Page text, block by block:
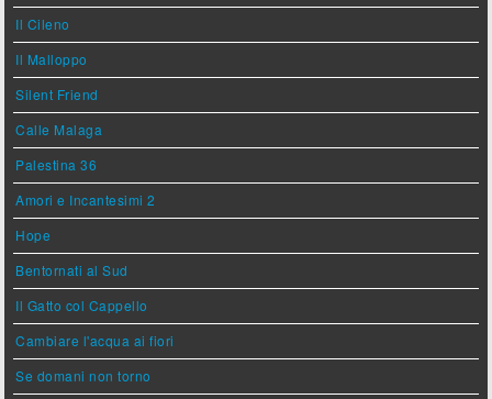
Il Cileno
Il Malloppo
Silent Friend
Calle Malaga
Palestina 36
Amori e Incantesimi 2
Hope
Bentornati al Sud
Il Gatto col Cappello
Cambiare l'acqua ai fiori
Se domani non torno